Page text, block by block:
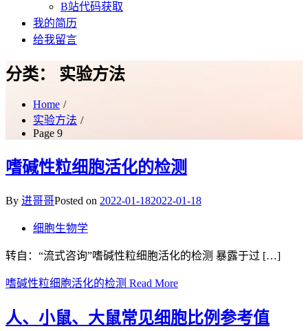
B站代码获取
我的简历
给我留言
分类： 实验方法
Home
实验方法
Page 9
嗜碱性粒细胞活化的检测
By 进哥哥Posted on 2022-01-182022-01-18
细胞生物学
转自：“流式咨询”嗜碱性粒细胞活化的检测 暴露于过 […]
嗜碱性粒细胞活化的检测 Read More
人、小鼠、大鼠常见细胞比例参考值